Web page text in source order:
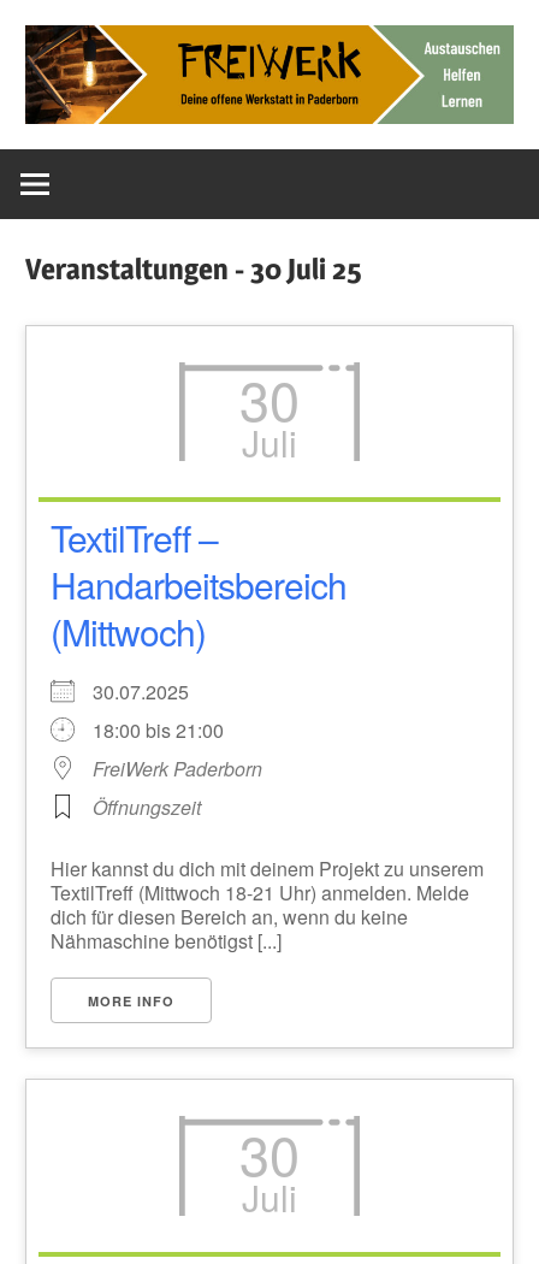
Inhalt
springen
FreiWerk
Paderborn
offene
Veranstaltungen - 30 Juli 25
30
Juli
TextilTreff –
Handarbeitsbereich
(Mittwoch)
30.07.2025
18:00 bis 21:00
FreiWerk Paderborn
Öffnungszeit
Hier kannst du dich mit deinem Projekt zu unserem
TextilTreff (Mittwoch 18-21 Uhr) anmelden. Melde
dich für diesen Bereich an, wenn du keine
Nähmaschine benötigst [...]
MORE INFO
30
Juli